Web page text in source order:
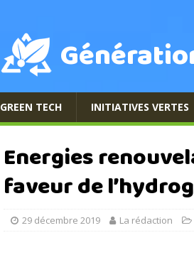
GREEN TECH INITIATIVES VERTES
Energies
faveur de
29 décembre 2019 La rédaction